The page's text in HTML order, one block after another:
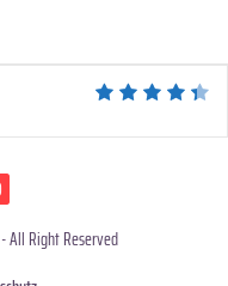
- All Right Reserved